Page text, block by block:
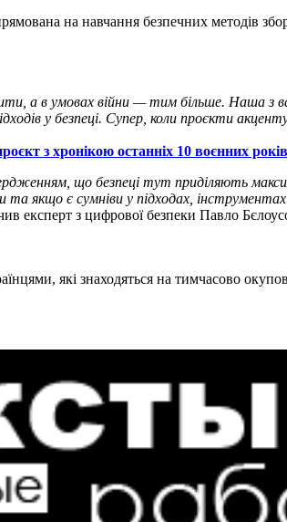
на навчання безпечних методів
а в умовах війни — тим більше. Наша з
у безпеці. Супер, коли проєкти
з хронікою останніх 10 воєнних
що безпеці тут приділяють
якщо є сумніви у підходах,
експерт з цифрової безпеки Павло
які знаходяться на тимчасово